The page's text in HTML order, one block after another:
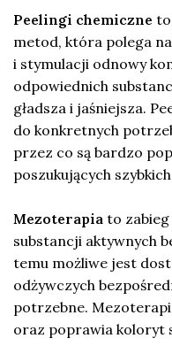
Peelingi chemiczne to
metod, która polega
i stymulacji odnowy
odpowiednich
gładsza i jaśniejsza.
do konkretnych
przez co są bardzo
poszukujących
Mezoterapia to
substancji aktywnych
temu możliwe jest
odżywczych
potrzebne.
oraz poprawia koloryt